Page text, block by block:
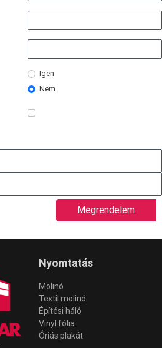
Igen
Nem
Megrendelem
Nyomtatás
Molinó
Textil molinó
Építési háló
Vinyl fólia
Óriás plakát